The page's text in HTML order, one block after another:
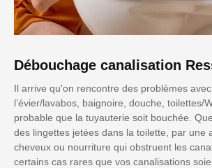
Débouchage canalisation
Il arrive qu'on rencontre des problèmes avec
l’évier/lavabos, baignoire, douche, toilettes/
probable que la tuyauterie soit bouchée.
des lingettes jetées dans la toilette, par une
cheveux ou nourriture qui obstruent les
certains cas rares que vos canalisations